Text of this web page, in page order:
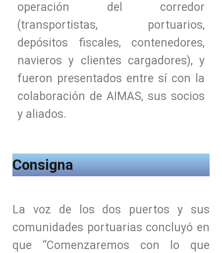
operación del corredor
(transportistas, portuarios,
depósitos fiscales, contenedores,
navieros y clientes cargadores), y
fueron presentados entre sí con la
colaboración de AIMAS, sus socios
y aliados.
Consigna
La voz de los dos puertos y sus
comunidades portuarias concluyó en
que “Comenzaremos con lo que